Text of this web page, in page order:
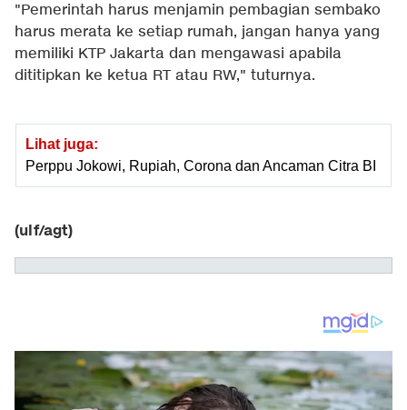
"Pemerintah harus menjamin pembagian sembako
harus merata ke setiap rumah, jangan hanya yang
memiliki KTP Jakarta dan mengawasi apabila
dititipkan ke ketua RT atau RW," tuturnya.
Lihat juga:
Perppu Jokowi, Rupiah, Corona dan Ancaman Citra BI
(ulf/agt)